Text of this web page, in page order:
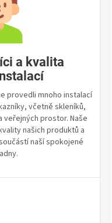
a kvalita
provedli mnoho instalací
včetně skleníků,
veřejných prostor. Naše
našich produktů a
naší spokojené